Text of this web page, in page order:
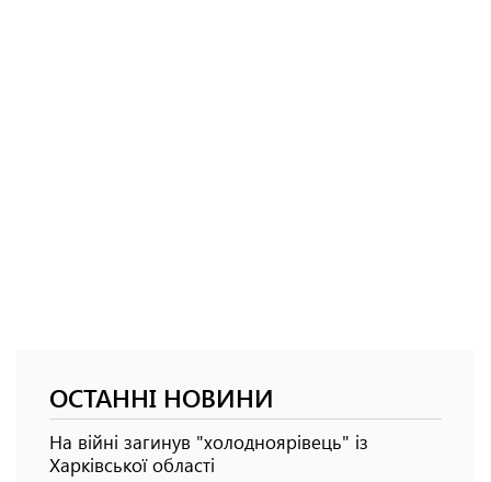
ОСТАННІ НОВИНИ
На війні загинув "холодноярівець" із
Харківської області